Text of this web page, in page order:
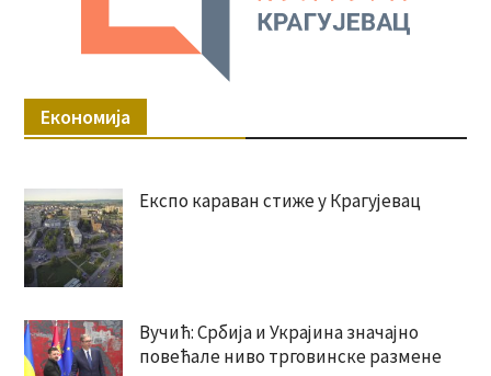
Економија
Експо караван стиже у Крагујевац
Вучић: Србија и Украјина значајно
повећале ниво трговинске размене